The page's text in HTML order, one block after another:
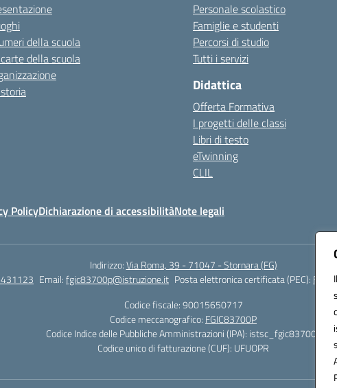
della scuola
della scuola
Personale scolastico
Famiglie e studenti
Percorsi di studio
Tutti i servizi
Didattica
Offerta Formativa
I progetti delle classi
Libri di testo
eTwinning
CLIL
PolicyDichiarazione di accessibilitàNote legali
Indirizzo:Via Roma, 39 - 71047 - Stornara (FG)
Email:fgic83700p@istruzione.it Posta elettronica certificata (PEC):
Codice fiscale: 90015650717
Codice meccanografico: FGIC83700P
Codice Indice delle Pubbliche Amministrazioni (IPA): istsc_fgic83700p
Codice unico di fatturazione (CUF): UFUOPR